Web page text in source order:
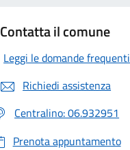
Contatta il comune
Leggi le domande frequenti
Richiedi assistenza
Centralino: 06.932951
Prenota appuntamento